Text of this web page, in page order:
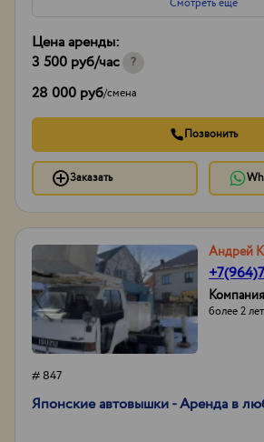
Опыт работы:
Смотреть еще
Цена аренды:
3 500 руб/час ?
28 000 руб/смена
Позвонить
Заказать
Андрей
Компания
более 2
# 847
Японские автовышки - Аренда в